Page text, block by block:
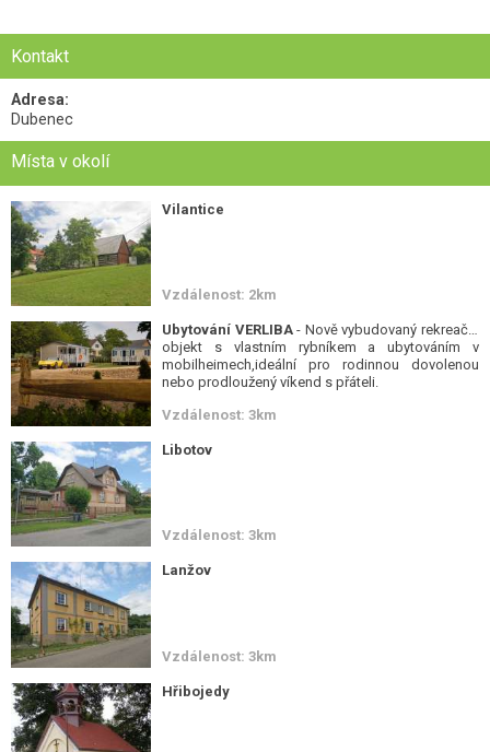
Kontakt
Adresa:
Dubenec
Místa v okolí
Vilantice
Vzdálenost: 2km
Ubytování VERLIBA- Nově vybudovaný rekreační
objekt s vlastním rybníkem a ubytováním v
mobilheimech,ideální pro rodinnou dovolenou
nebo prodloužený víkend s přáteli.
Vzdálenost: 3km
Libotov
Vzdálenost: 3km
Lanžov
Vzdálenost: 3km
Hřibojedy